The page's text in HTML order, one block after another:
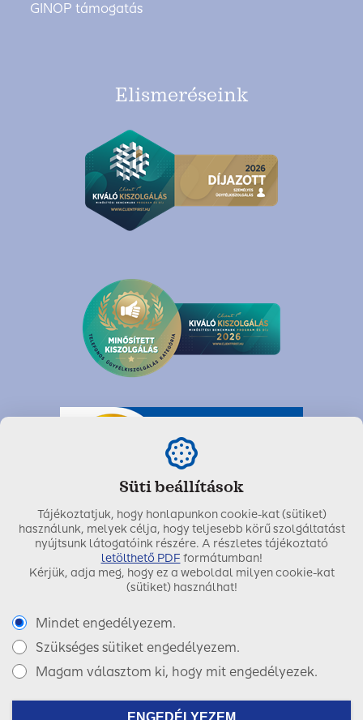
GINOP támogatás
Elismeréseink
Utolsó módosítás dátuma:2022. július 15.
Copyright © 2017 SIGNAL IDUNA Biztosító Zrt.
FacebookLinkedInInstagram
Süti beállítások
Tájékoztatjuk, hogy honlapunkon cookie-kat (sütiket)
használunk, melyek célja, hogy teljesebb körű szolgáltatást
nyújtsunk látogatóink részére. A részletes tájékoztató
letölthető PDF formátumban!
Kérjük, adja meg, hogy ez a weboldal milyen cookie-kat
(sütiket) használhat!
Mindet engedélyezem.
Szükséges sütiket engedélyezem.
Magam választom ki, hogy mit engedélyezek.
ENGEDÉLYEZEM